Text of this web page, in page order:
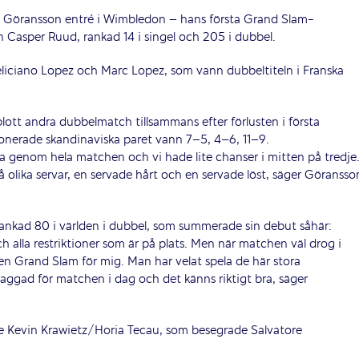
entré i Wimbledon – hans första Grand Slam-
Ruud, rankad 14 i singel och 205 i dubbel.
Lopez och Marc Lopez, som vann dubbeltiteln i Franska
andra dubbelmatch tillsammans efter förlusten i första
skandinaviska paret vann 7–5, 4–6, 11–9.
genom hela matchen och vi hade lite chanser i mitten på tredje.
servar, en servade hårt och en servade löst, säger
80 i världen i dubbel, som summerade sin debut såhär:
alla restriktioner som är på plats. Men när matchen väl drog i
Grand Slam för mig. Man har velat spela de här stora
för matchen i dag och det känns riktigt bra, säger
Krawietz/Horia Tecau, som besegrade Salvatore